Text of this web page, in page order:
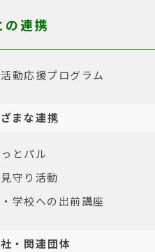
の連携
動応援プログラム
まな連携
とパル
守り活動
学校への出前講座
・関連団体